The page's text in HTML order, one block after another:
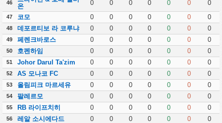
46
온
0 0 0 0 0 0 0
47 코모 0 0 0 0 0 0 0
48 데포르티보 라 코루냐 0 0 0 0 0 0 0
49 페렌크바로스 0 0 0 0 0 0 0
50 호펜하임 0 0 0 0 0 0 0
51 Johor Darul Ta'zim 0 0 0 0 0 0 0
52 AS 모나코 FC 0 0 0 0 0 0 0
53 올림피크 마르세유 0 0 0 0 0 0 0
54 팔레르모 0 0 0 0 0 0 0
55 RB 라이프치히 0 0 0 0 0 0 0
56 레알 소시에다드 0 0 0 0 0 0 0